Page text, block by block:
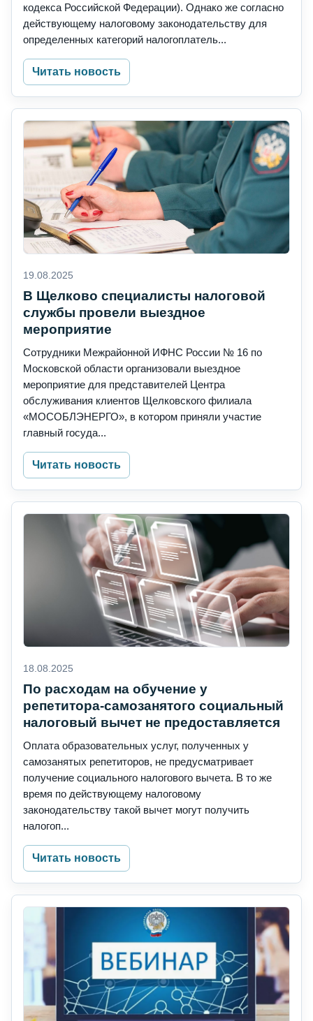
кодекса Российской Федерации). Однако же согласно
действующему налоговому законодательству для
определенных категорий налогоплатель...
Читать новость
19.08.2025
В Щелково специалисты налоговой
службы провели выездное
мероприятие
Сотрудники Межрайонной ИФНС России № 16 по
Московской области организовали выездное
мероприятие для представителей Центра
обслуживания клиентов Щелковского филиала
«МОСОБЛЭНЕРГО», в котором приняли участие
главный госуда...
Читать новость
18.08.2025
По расходам на обучение у
репетитора-самозанятого социальный
налоговый вычет не предоставляется
Оплата образовательных услуг, полученных у
самозанятых репетиторов, не предусматривает
получение социального налогового вычета. В то же
время по действующему налоговому
законодательству такой вычет могут получить
налогоп...
Читать новость